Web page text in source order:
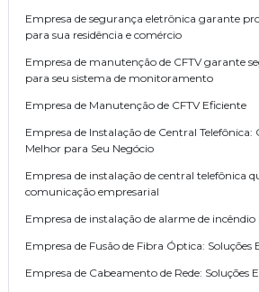
Empresa de segurança eletrônica garante
para sua residência e comércio
Empresa de manutenção de CFTV garante
para seu sistema de monitoramento
Empresa de Manutenção de CFTV Eficiente
Empresa de Instalação de Central Telefônica:
Melhor para Seu Negócio
Empresa de instalação de central telefônica
comunicação empresarial
Empresa de instalação de alarme de
Empresa de Fusão de Fibra Óptica: Soluções
Empresa de Cabeamento de Rede: Soluções